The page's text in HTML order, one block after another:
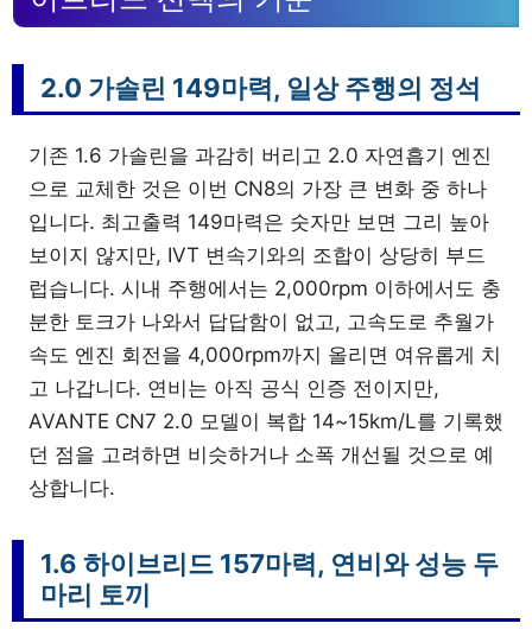
2.0 가솔린 149마력, 일상 주행의 정석
기존 1.6 가솔린을 과감히 버리고 2.0 자연흡기 엔진
으로 교체한 것은 이번 CN8의 가장 큰 변화 중 하나
입니다. 최고출력 149마력은 숫자만 보면 그리 높아
보이지 않지만, IVT 변속기와의 조합이 상당히 부드
럽습니다. 시내 주행에서는 2,000rpm 이하에서도 충
분한 토크가 나와서 답답함이 없고, 고속도로 추월가
속도 엔진 회전을 4,000rpm까지 올리면 여유롭게 치
고 나갑니다. 연비는 아직 공식 인증 전이지만,
AVANTE CN7 2.0 모델이 복합 14~15km/L를 기록했
던 점을 고려하면 비슷하거나 소폭 개선될 것으로 예
상합니다.
1.6 하이브리드 157마력, 연비와 성능 두
마리 토끼